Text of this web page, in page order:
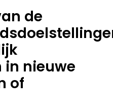
de
in nieuwe
of